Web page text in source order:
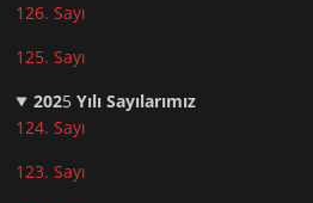
126. Sayı
125. Sayı
2025Yılı Sayılarımız
124. Sayı
123. Sayı